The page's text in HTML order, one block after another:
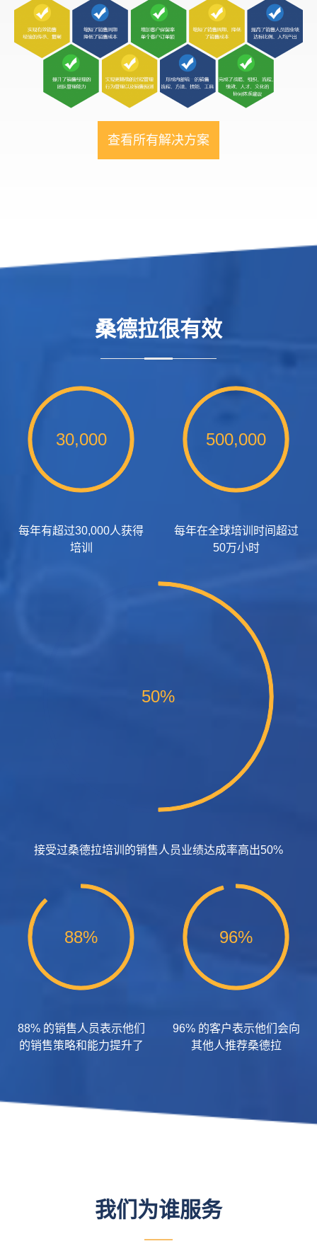
查看所有解决方案
桑德拉很有效
30,000
每年有超过30,000人获得
培训
500,000
每年在全球培训时间超过
50万小时
50%
接受过桑德拉培训的销售人员业绩达成率高出50%
88%
88% 的销售人员表示他们
的销售策略和能力提升了
96%
96% 的客户表示他们会向
其他人推荐桑德拉
我们为谁服务